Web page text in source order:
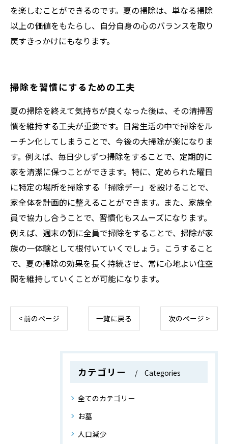
を楽しむことができるのです。夏の掃除は、単なる掃除
以上の価値をもたらし、自分自身の心のバランスを取り
戻すきっかけにもなります。
掃除を習慣にするための工夫
夏の掃除を終えて気持ちが良くなった後は、その清掃習
慣を維持する工夫が重要です。日常生活の中で掃除をル
ーチン化してしまうことで、今後の大掃除が楽になりま
す。例えば、毎日少しずつ掃除をすることで、定期的に
家を清潔に保つことができます。特に、定められた曜日
に特定の場所を掃除する「掃除デー」を設けることで、
家全体を計画的に整えることができます。また、家族全
員で協力し合うことで、習慣化もスムーズになります。
例えば、週末の朝に全員で掃除をすることで、掃除が家
族の一体験として根付いていくでしょう。こうすること
で、夏の掃除の効果を長く持続させ、常に心地よい住空
間を維持していくことが可能になります。
< 前のページ 一覧に戻る 次のページ >
カテゴリー Categories
全てのカテゴリー
お墓
人口減少